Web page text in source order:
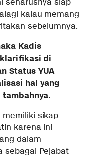
seharusnya siap
kalau memang
sebelumnya.
Kadis
di
Status YUA
hal yang
memiliki sikap
karena ini
dalam
sebagai Pejabat